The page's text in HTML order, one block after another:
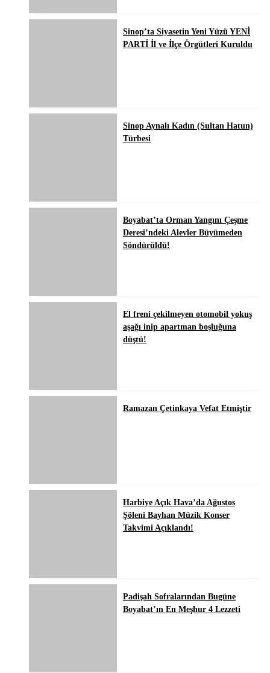
Sinop’ta Siyasetin Yeni Yüzü YENİ
PARTİ İl ve İlçe Örgütleri Kuruldu
Sinop Aynalı Kadın (Sultan Hatun)
Türbesi
Boyabat’ta Orman Yangını Çeşme
Deresi’ndeki Alevler Büyümeden
Söndürüldü!
El freni çekilmeyen otomobil yokuş
aşağı inip apartman boşluğuna
düştü!
Ramazan Çetinkaya Vefat Etmiştir
Harbiye Açık Hava’da Ağustos
Şöleni Bayhan Müzik Konser
Takvimi Açıklandı!
Padişah Sofralarından Bugüne
Boyabat’ın En Meşhur 4 Lezzeti